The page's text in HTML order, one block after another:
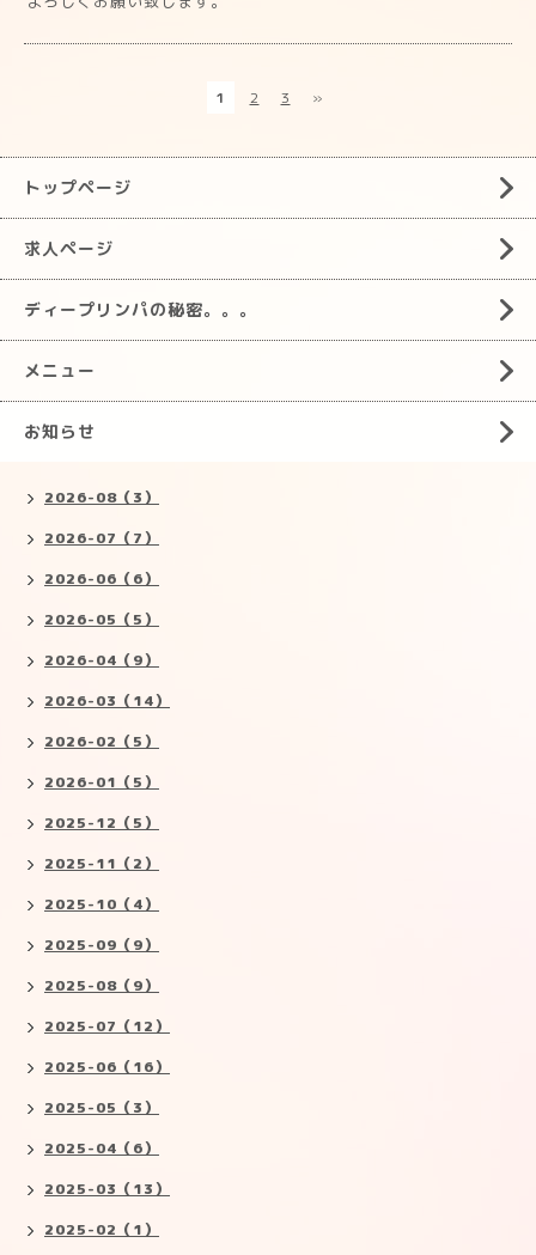
1 2 3 »
トップページ
求人ページ
ディープリンパの秘密。。。
メニュー
お知らせ
2026-08（3）
2026-07（7）
2026-06（6）
2026-05（5）
2026-04（9）
2026-03（14）
2026-02（5）
2026-01（5）
2025-12（5）
2025-11（2）
2025-10（4）
2025-09（9）
2025-08（9）
2025-07（12）
2025-06（16）
2025-05（3）
2025-04（6）
2025-03（13）
2025-02（1）